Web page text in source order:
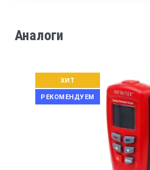
Аналоги
ХИТ
РЕКОМЕНДУЕМ